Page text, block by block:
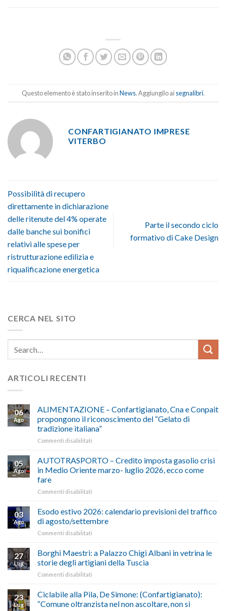
Questo elemento è stato inserito inNews. Aggiungilo aisegnalibri.
CONFARTIGIANATO IMPRESE
VITERBO
Possibilità di recupero
direttamente in dichiarazione
delle ritenute del 4% operate
dalle banche sui bonifici
relativi alle spese per
ristrutturazione edilizia e
riqualificazione energetica
Parte il secondo ciclo
formativo di Cake Design
CERCA NEL SITO
ARTICOLI RECENTI
06
Ago
ALIMENTAZIONE – Confartigianato, Cna e Conpait
propongono il riconoscimento del “Gelato di
tradizione italiana”
Commenti disabilitati
–
Confartigianato,
Cna
il
riconoscimento
del
tradizione
italiana”
05
Ago
AUTOTRASPORTO – Credito imposta gasolio crisi
in Medio Oriente marzo- luglio 2026, ecco come
fare
Commenti disabilitati
–
Credito
imposta
in
Medio
Oriente
2026,
ecco
03
Ago
Esodo estivo 2026: calendario previsioni del traffico
di agosto/settembre
Commenti disabilitati
estivo
2026:
calendario
traffico
di
27
Lug
Borghi Maestri: a Palazzo Chigi Albani in vetrina le
storie degli artigiani della Tuscia
Commenti disabilitati
Maestri:
a
Palazzo
23
Lug
Ciclabile alla Pila, De Simone: (Confartigianato):
“Comune oltranzista nel non ascoltare, non si